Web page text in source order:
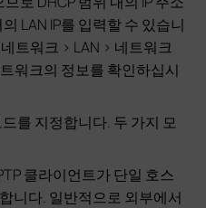
LAN IP를 입력할 수 있습니
트워크 > LAN > 네트워크
워크의 정보를 확인하십시
를 지정합니다. 두 가지 모
클라이언트가 단일 호스
니다. 일반적으로 외부에서